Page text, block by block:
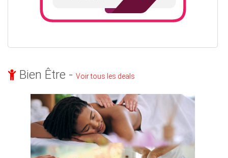
Bien Être - Voir tous les deals